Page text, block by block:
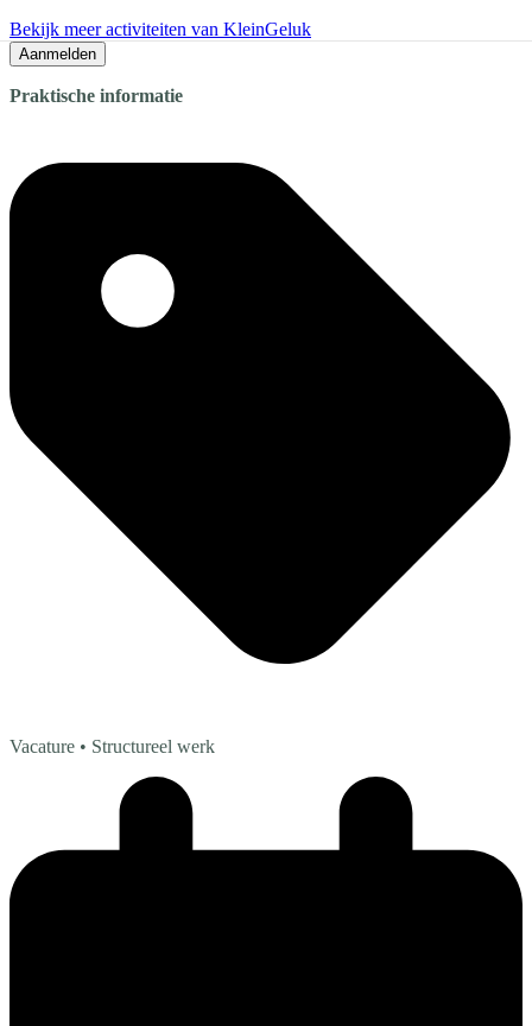
Bekijk meer activiteiten van KleinGeluk
Aanmelden
Praktische informatie
Vacature • Structureel werk